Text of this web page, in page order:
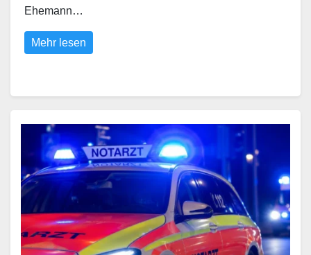
Ehemann…
Mehr lesen